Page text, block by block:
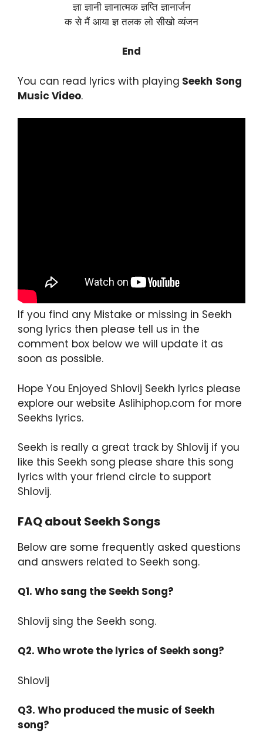
ज्ञा ज्ञानी ज्ञानात्मक ज्ञप्ति ज्ञानार्जन
क से मैं आया ज्ञ तलक लो सीखो व्यंजन
End
You can read lyrics with playing Seekh Song
Music Video.
If you find any Mistake or missing in Seekh
song lyrics then please tell us in the
comment box below we will update it as
soon as possible.
Hope You Enjoyed Shlovij Seekh lyrics please
explore our website Aslihiphop.com for more
Seekhs lyrics.
Seekh is really a great track by Shlovij if you
like this Seekh song please share this song
lyrics with your friend circle to support
Shlovij.
FAQ about Seekh Songs
Below are some frequently asked questions
and answers related to Seekh song.
Q1. Who sang the Seekh Song?
Shlovij sing the Seekh song.
Q2. Who wrote the lyrics of Seekh song?
Shlovij
Q3. Who produced the music of Seekh
song?